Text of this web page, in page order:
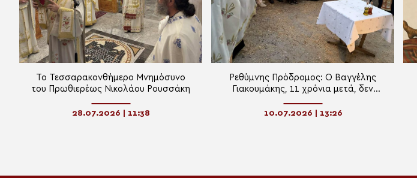
Το Τεσσαρακονθήμερο Μνημόσυνο
του Πρωθιερέως Νικολάου Ρουσσάκη
28.07.2026 | 11:38
Ρεθύμνης Πρόδρομος: Ο Βαγγέλης
Γιακουμάκης, 11 χρόνια μετά, δεν
σκοτάδια των καιρών
10.07.2026 | 13:26